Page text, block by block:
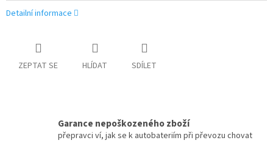
Detailní informace
ZEPTAT SE HLÍDAT SDÍLET
Garance nepoškozeného zboží
přepravci ví, jak se k autobateriím při převozu chovat